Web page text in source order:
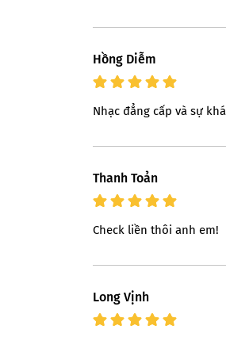
Hồng Diễm
Nhạc đẳng cấp và sự
Thanh Toản
Check liền thôi anh em!
Long Vịnh